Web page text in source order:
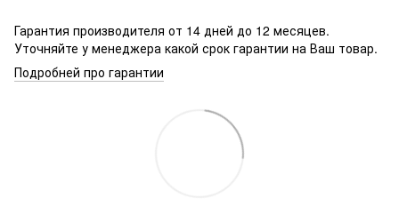
Гарантия производителя от 14 дней до 12 месяцев.
Уточняйте у менеджера какой срок гарантии на Ваш товар.
Подробней про гарантии